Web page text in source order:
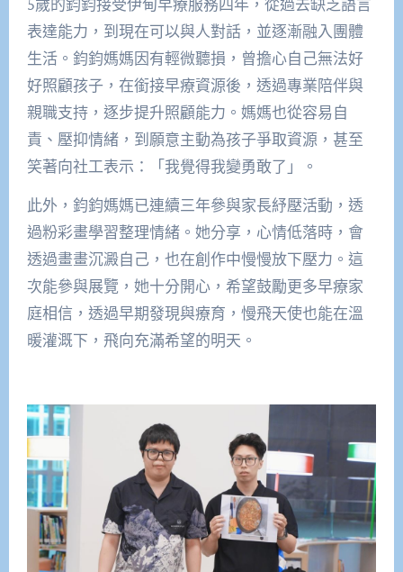
5歲的鈞鈞接受伊甸早療服務四年，從過去缺乏語言
表達能力，到現在可以與人對話，並逐漸融入團體
生活。鈞鈞媽媽因有輕微聽損，曾擔心自己無法好
好照顧孩子，在銜接早療資源後，透過專業陪伴與
親職支持，逐步提升照顧能力。媽媽也從容易自
責、壓抑情緒，到願意主動為孩子爭取資源，甚至
笑著向社工表示：「我覺得我變勇敢了」。
此外，鈞鈞媽媽已連續三年參與家長紓壓活動，透
過粉彩畫學習整理情緒。她分享，心情低落時，會
透過畫畫沉澱自己，也在創作中慢慢放下壓力。這
次能參與展覽，她十分開心，希望鼓勵更多早療家
庭相信，透過早期發現與療育，慢飛天使也能在溫
暖灌溉下，飛向充滿希望的明天。